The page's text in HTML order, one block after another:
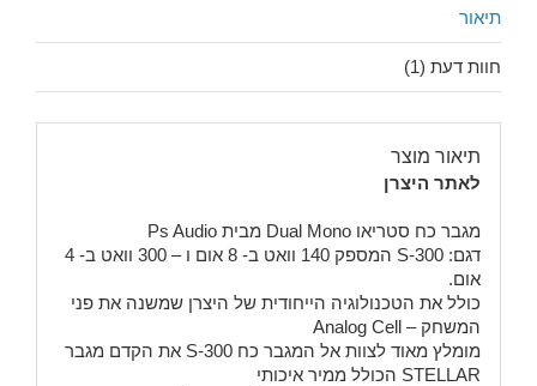
תיאור
חוות דעת (1)
תיאור מוצר
לאתר היצרן
מגבר כח סטריאו Dual Mono מבית Ps Audio
דגם: S-300 המספק 140 וואט ב- 8 אום ו – 300 וואט ב- 4
אום.
כולל את הטכנולוגיה הייחודית של היצרן שמשנה את פני
המשחק – Analog Cell
מומלץ מאוד לצוות אל המגבר כח S-300 את הקדם מגבר
STELLAR הכולל ממיר איכותי